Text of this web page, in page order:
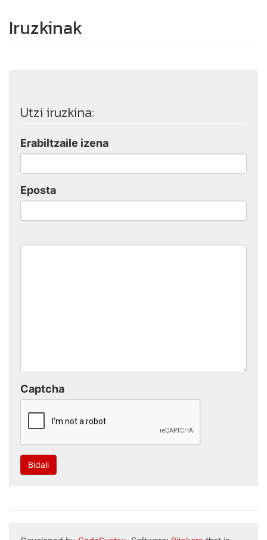
Iruzkinak
Utzi iruzkina:
Erabiltzaile izena
Eposta
Captcha
Bidali